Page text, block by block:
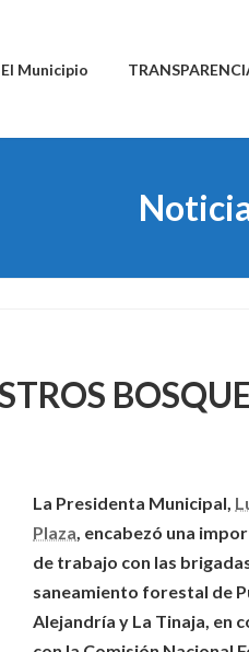
El Municipio
La Presidenta Municipal,
Plaza , encabezó una
de trabajo con las
saneamiento forestal de
Alejandría y La Tinaja, en